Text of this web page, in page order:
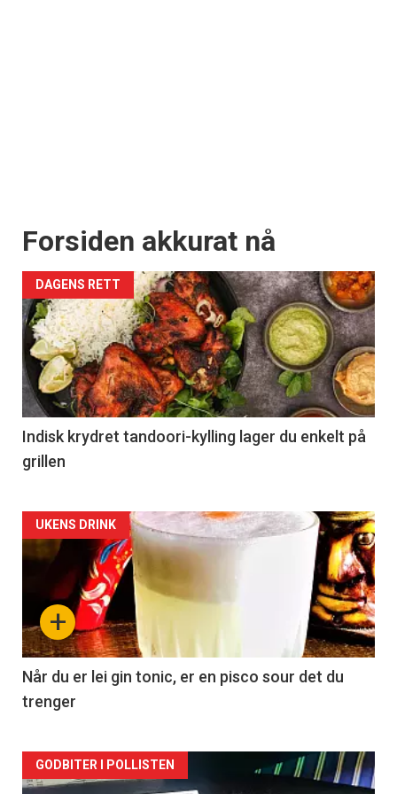
Forsiden akkurat nå
DAGENS RETT
Indisk krydret tandoori-kylling lager du enkelt på
grillen
Forsiden
akkurat
nå
-
2
+
UKENS DRINK
Når du er lei gin tonic, er en pisco sour det du
trenger
Forsiden
GODBITER I POLLISTEN